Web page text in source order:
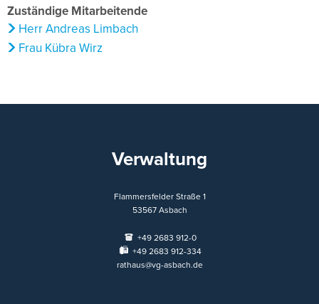
Zuständige Mitarbeitende
Herr Andreas Limbach
Frau Kübra Wirz
Verwaltung
Flammersfelder Straße 1
53567 Asbach
+49 2683 912-0
+49 2683 912-334
rathaus@vg-asbach.de